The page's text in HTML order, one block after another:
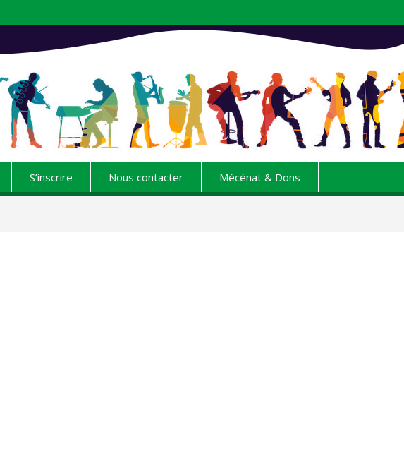
S’inscrire Nous contacter Mécénat & Dons